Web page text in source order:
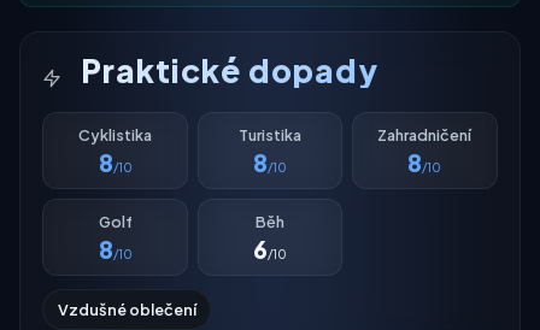
Praktické dopady
Cyklistika
8/10
Turistika
8/10
Zahradničení
8/10
Golf
8/10
Běh
6/10
Vzdušné oblečení